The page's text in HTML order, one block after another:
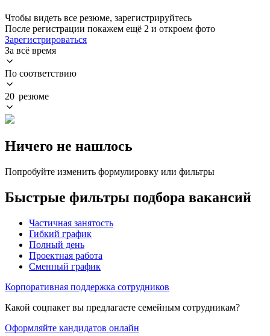
Чтобы видеть все резюме, зарегистрируйтесь
После регистрации покажем ещё 2 и откроем фото
Зарегистрироваться
За всё время
По соответствию
20 резюме
Ничего не нашлось
Попробуйте изменить формулировку или фильтры
Быстрые фильтры подбора вакансий
Частичная занятость
Гибкий график
Полный день
Проектная работа
Сменный график
Корпоративная поддержка сотрудников
Какой соцпакет вы предлагаете семейным сотрудникам?
Оформляйте кандидатов онлайн